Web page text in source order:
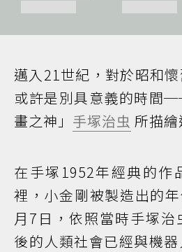
邁入21世紀，對於昭和
或許是別具意義的時間
畫之神」 手塚治虫 所描繪
在手塚1952年經典的作
裡，小金剛被製造出的
月7日，依照當時手塚
後的人類社會已經與機